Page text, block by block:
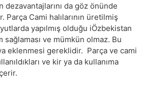
dezavantajlarını da göz önünde
Cami halılarının üretilmiş
yapılmış olduğu iÖzbekistan
sağlaması ve mümkün olmaz. Bu
eklenmesi gereklidir. Parça ve cami
ve kir ya da kullanıma